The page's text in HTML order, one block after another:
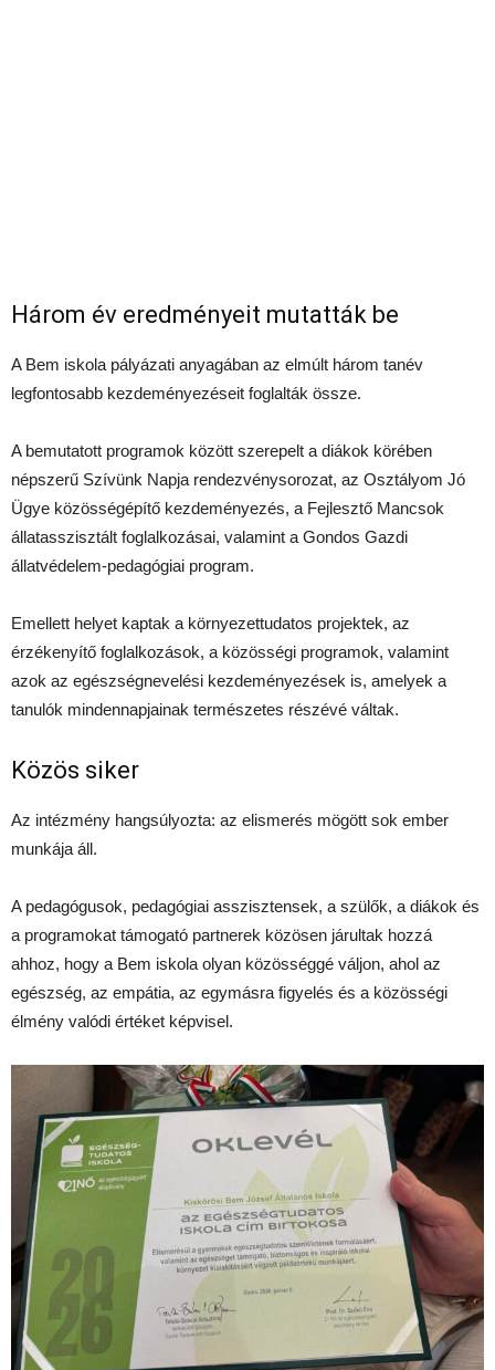
Három év eredményeit mutatták be
A Bem iskola pályázati anyagában az elmúlt három tanév
legfontosabb kezdeményezéseit foglalták össze.
A bemutatott programok között szerepelt a diákok körében
népszerű Szívünk Napja rendezvénysorozat, az Osztályom Jó
Ügye közösségépítő kezdeményezés, a Fejlesztő Mancsok
állatasszisztált foglalkozásai, valamint a Gondos Gazdi
állatvédelem-pedagógiai program.
Emellett helyet kaptak a környezettudatos projektek, az
érzékenyítő foglalkozások, a közösségi programok, valamint
azok az egészségnevelési kezdeményezések is, amelyek a
tanulók mindennapjainak természetes részévé váltak.
Közös siker
Az intézmény hangsúlyozta: az elismerés mögött sok ember
munkája áll.
A pedagógusok, pedagógiai asszisztensek, a szülők, a diákok és
a programokat támogató partnerek közösen járultak hozzá
ahhoz, hogy a Bem iskola olyan közösséggé váljon, ahol az
egészség, az empátia, az egymásra figyelés és a közösségi
élmény valódi értéket képvisel.